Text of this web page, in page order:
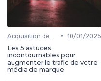
• 10/01/2025
Les 5 astuces
incontournables pour
augmenter le trafic de votre
média de marque